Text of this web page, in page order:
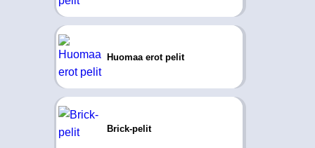
Huomaa erot pelit
Brick-pelit